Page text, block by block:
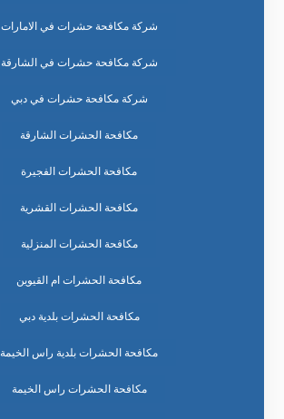
شركة مكافحة حشرات في الامارات
شركة مكافحة حشرات في الشارقة
شركة مكافحة حشرات في دبي
مكافحة الحشرات الشارقة
مكافحة الحشرات الفجيرة
مكافحة الحشرات القشرية
مكافحة الحشرات المنزلية
مكافحة الحشرات ام القيوين
مكافحة الحشرات بلدية دبي
مكافحة الحشرات بلدية راس الخيمة
مكافحة الحشرات راس الخيمة